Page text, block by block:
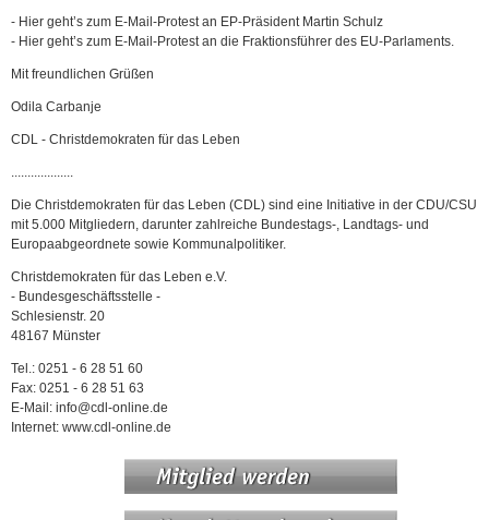
- Hier geht’s zum E-Mail-Protest an EP-Präsident Martin Schulz
- Hier geht’s zum E-Mail-Protest an die Fraktionsführer des EU-Parlaments.
Mit freundlichen Grüßen
Odila Carbanje
CDL - Christdemokraten für das Leben
...................
Die Christdemokraten für das Leben (CDL) sind eine Initiative in der CDU/CSU
mit 5.000 Mitgliedern, darunter zahlreiche Bundestags-, Landtags- und
Europaabgeordnete sowie Kommunalpolitiker.
Christdemokraten für das Leben e.V.
- Bundesgeschäftsstelle -
Schlesienstr. 20
48167 Münster
Tel.: 0251 - 6 28 51 60
Fax: 0251 - 6 28 51 63
E-Mail: info@cdl-online.de
Internet: www.cdl-online.de